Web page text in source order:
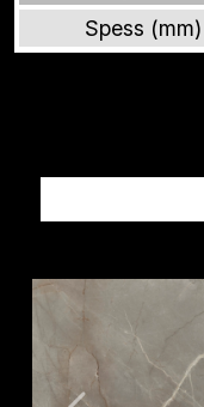
Spess (mm)
Altri